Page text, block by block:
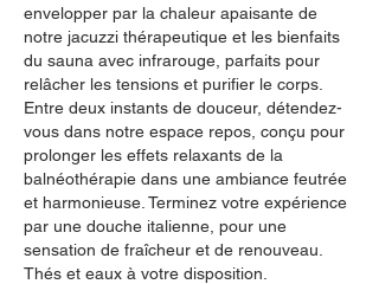
envelopper par la chaleur apaisante de
notre jacuzzi thérapeutique et les bienfaits
du sauna avec infrarouge, parfaits pour
relâcher les tensions et purifier le corps.
Entre deux instants de douceur, détendez-
vous dans notre espace repos, conçu pour
prolonger les effets relaxants de la
balnéothérapie dans une ambiance feutrée
et harmonieuse. Terminez votre expérience
par une douche italienne, pour une
sensation de fraîcheur et de renouveau.
Thés et eaux à votre disposition.